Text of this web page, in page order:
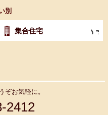
別
集合住宅
ぞお気軽に。
2412